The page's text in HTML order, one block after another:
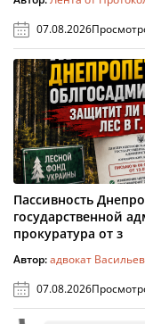
07.08.2026
Пассивность
государственной
прокуратура от з
Автор:адвокат
07.08.2026